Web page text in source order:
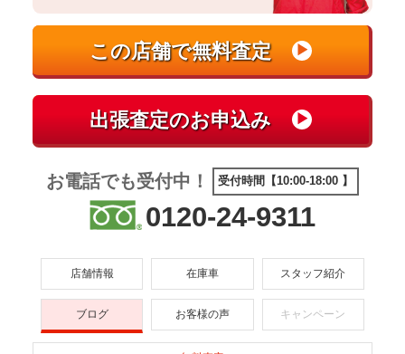
お電話でも受付中！ 受付時間【10:00-18:00 】
0120-24-9311
店舗情報 在庫車 スタッフ紹介
ブログ お客様の声 キャンペーン